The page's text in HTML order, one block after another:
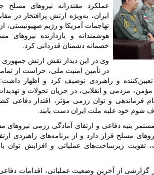
عملکرد مقتدرانه نیرو‌های مسلح
ایران، به‌ویژه ارتش پرافتخار در
تهاجمات آمریکا و رژیم صهیونیستی،
هوشمندانه و بازدارنده نیرو‌های
خصمانه دشمنان قدردانی کرد.
وی در این دیدار نقش ارتش جمهوری
در تأمین امنیت ملی، حراست از
و راهبردی توصیف کرد و اظهار
مردمی و انقلابی، در جریان تحولات و
فرماندهی و توان رزمی مؤثر، اقتدار دفاعی
شوم خود علیه ملت ایران دست یابند.
بنیه دفاعی و ارتقای آمادگی رزمی نیرو‌های
مسلح قرار دارد و از برنامه‌های راهبردی
تقویت زیرساخت‌های عملیاتی و افزایش توان
گزارشی از آخرین وضعیت عملیاتی، اقدامات